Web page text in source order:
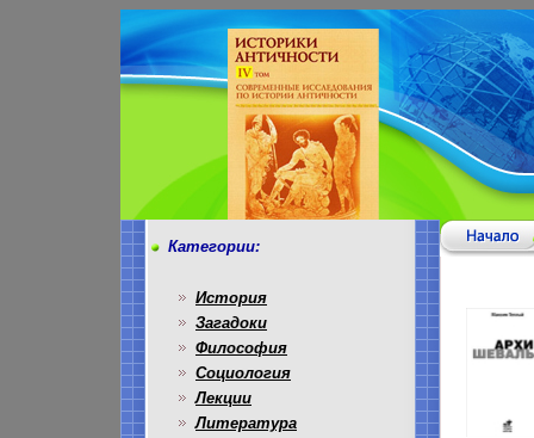
Категории:
История
Загадоки
Философия
Социология
Лекции
Литература